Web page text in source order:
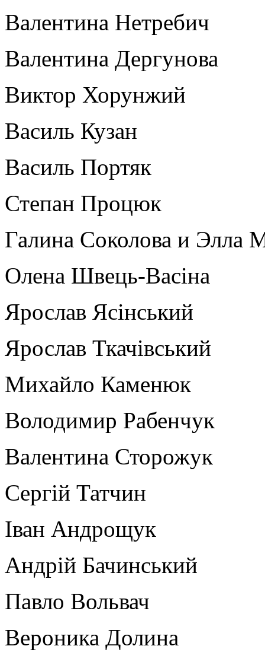
Валентина Нетребич
Валентина Дергунова
Виктор Хорунжий
Василь Кузан
Василь Портяк
Степан Процюк
Галина Соколова и Элла
Олена Швець-Васіна
Ярослав Ясінський
Ярослав Ткачівський
Михайло Каменюк
Володимир Рабенчук
Валентина Сторожук
Сергій Татчин
Іван Андрощук
Андрій Бачинський
Павло Вольвач
Вероника Долина